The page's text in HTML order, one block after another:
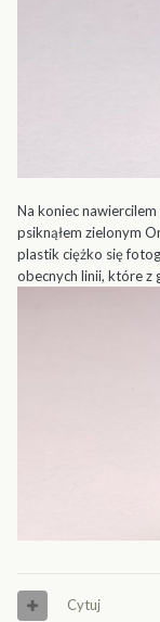
Na koniec
psiknąłem zielonym
plastik ciężko się
obecnych linii, które z
Cytuj